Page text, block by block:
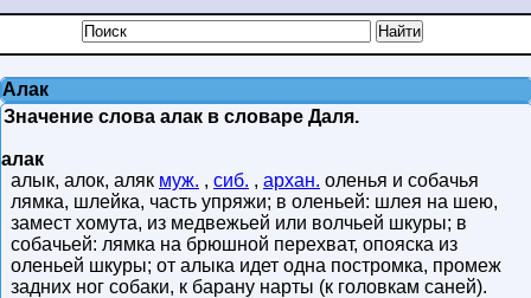
Алак
Значение слова алак в словаре Даля.
алак
алык, алок, аляк муж. , сиб. , архан. оленья и собачья
лямка, шлейка, часть упряжи; в оленьей: шлея на шею,
замест хомута, из медвежьей или волчьей шкуры; в
собачьей: лямка на брюшной перехват, опояска из
оленьей шкуры; от алыка идет одна постромка, промеж
задних ног собаки, к барану нарты (к головкам саней).